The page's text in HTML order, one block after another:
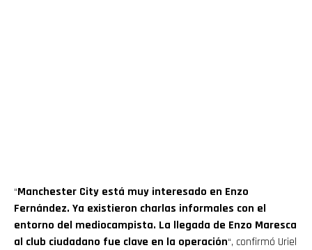
“Manchester City está muy interesado en Enzo
Fernández. Ya existieron charlas informales con el
entorno del mediocampista. La llegada de Enzo Maresca
al club ciudadano fue clave en la operación“, confirmó Uriel